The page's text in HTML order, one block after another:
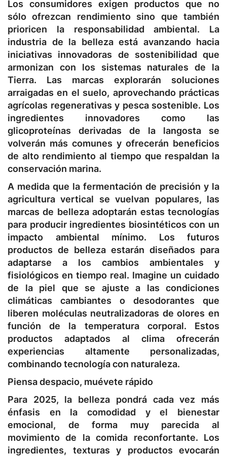
Los consumidores exigen productos que no
sólo ofrezcan rendimiento sino que también
prioricen la responsabilidad ambiental. La
industria de la belleza está avanzando hacia
iniciativas innovadoras de sostenibilidad que
armonizan con los sistemas naturales de la
Tierra. Las marcas explorarán soluciones
arraigadas en el suelo, aprovechando prácticas
agrícolas regenerativas y pesca sostenible. Los
ingredientes innovadores como las
glicoproteínas derivadas de la langosta se
volverán más comunes y ofrecerán beneficios
de alto rendimiento al tiempo que respaldan la
conservación marina.
A medida que la fermentación de precisión y la
agricultura vertical se vuelvan populares, las
marcas de belleza adoptarán estas tecnologías
para producir ingredientes biosintéticos con un
impacto ambiental mínimo. Los futuros
productos de belleza estarán diseñados para
adaptarse a los cambios ambientales y
fisiológicos en tiempo real. Imagine un cuidado
de la piel que se ajuste a las condiciones
climáticas cambiantes o desodorantes que
liberen moléculas neutralizadoras de olores en
función de la temperatura corporal. Estos
productos adaptados al clima ofrecerán
experiencias altamente personalizadas,
combinando tecnología con naturaleza.
Piensa despacio, muévete rápido
Para 2025, la belleza pondrá cada vez más
énfasis en la comodidad y el bienestar
emocional, de forma muy parecida al
movimiento de la comida reconfortante. Los
ingredientes, texturas y productos evocarán